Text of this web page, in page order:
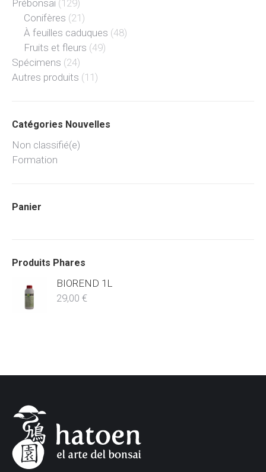
Prébonsai (129)
Conifères (21)
À feuilles caduques (48)
Fruits et fleurs (49)
Spécimens (24)
Autres produits (11)
Catégories Nouvelles
Non classifié(e)
Formation
Panier
Produits Phares
BIOREND 1L
29,00 €